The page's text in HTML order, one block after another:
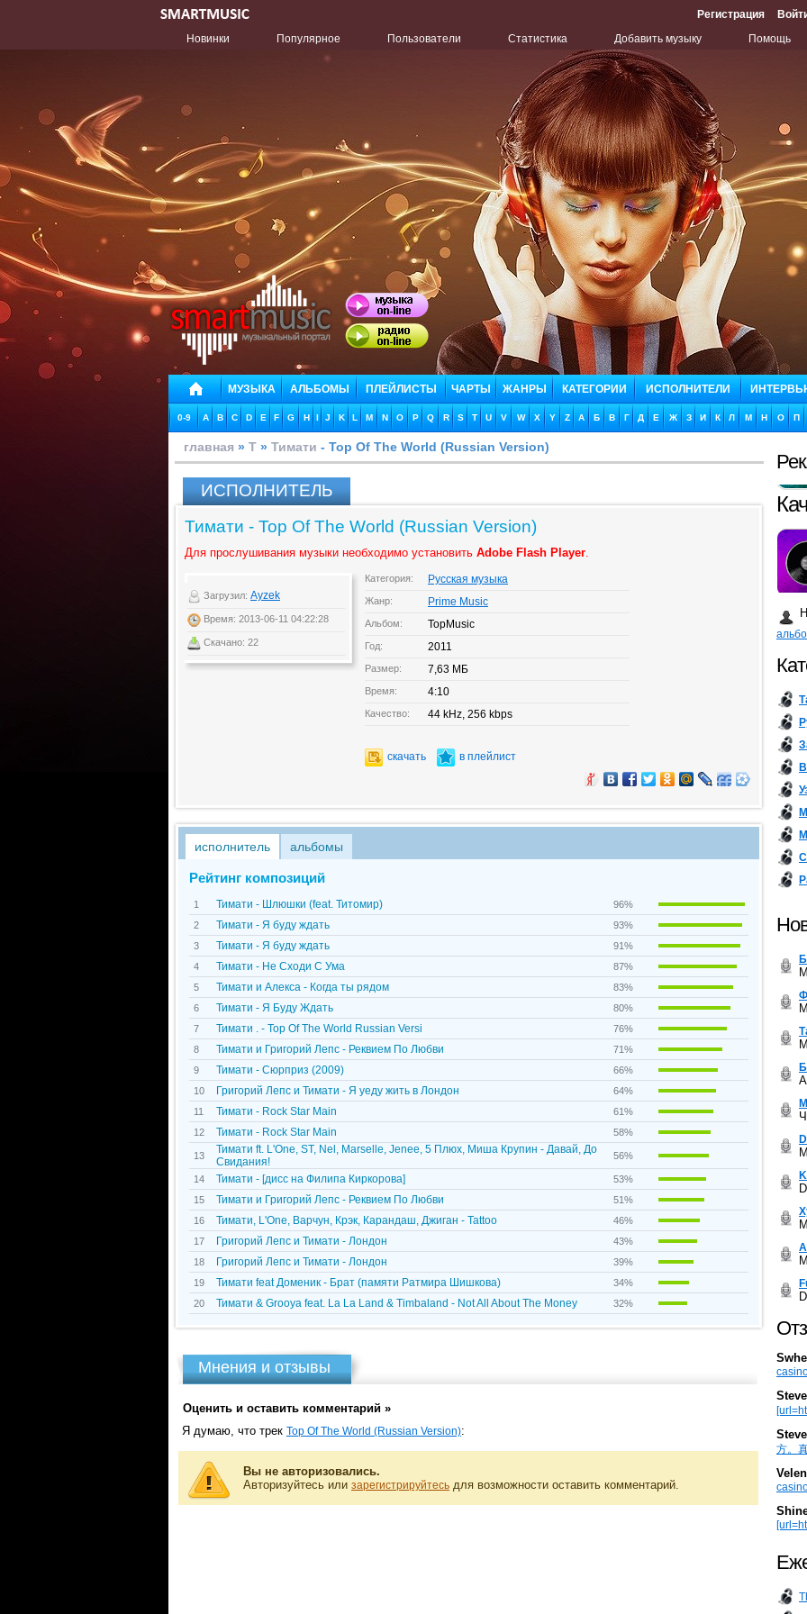
Регистрация
Новинки
Популярное Пользователи Статистика Добавить музыку Помощь
МУЗЫКА АЛЬБОМЫ ПЛЕЙЛИСТЫ ЧАРТЫ ЖАНРЫ КАТЕГОРИИ ИСПОЛНИТЕЛИ
0-9 A B C D E F G H I J K L M N O P Q R S T U V W X Y Z А Б В Г Д Е Ж З И К Л М Н О П
главная » Т » Тимати - Top Of The World (Russian Version)
ИСПОЛНИТЕЛЬ
Тимати - Top Of The World (Russian Version)
Для прослушивания музыки необходимо установить Adobe Flash Player.
Загрузил: Ayzek
Время: 2013-06-11 04:22:28
Скачано: 22
Категория: Русская музыка
Жанр: Prime Music
Альбом: TopMusic
Год: 2011
Размер: 7,63 МБ
Время: 4:10
Качество: 44 kHz, 256 kbps
скачать в плейлист
исполнитель альбомы
Рейтинг композиций
1 Тимати - Шлюшки (feat. Титомир)
96%
2
Тимати - Я буду ждать
93%
3
Тимати - Я буду ждать
91%
4
Тимати - Не Сходи С Ума
87%
5
Тимати и Алекса - Когда ты рядом
83%
6
Тимати - Я Буду Ждать
80%
7
Тимати . - Top Of The World Russian Versi
76%
8
Тимати и Григорий Лепс - Реквием По Любви
71%
9
Тимати - Сюрприз (2009)
66%
10
Григорий Лепс и Тимати - Я уеду жить в Лондон
64%
11
Тимати - Rock Star Main
61%
12
Тимати - Rock Star Main 58%
13
Тимати ft. L'One, ST, Nel, Marselle, Jenee, 5 Плюх, Миша Крупин - Давай, До
Свидания!
56%
14 Тимати - [дисс на Филипа Киркорова]
53%
15
Тимати и Григорий Лепс - Реквием По Любви
51%
16
Тимати, L'One, Варчун, Крэк, Карандаш, Джиган - Tattoo
46%
17
Григорий Лепс и Тимати - Лондон
43%
18
Григорий Лепс и Тимати - Лондон
39%
19
Тимати feat Доменик - Брат (памяти Ратмира Шишкова)
34%
20
Тимати & Grooya feat. La La Land & Timbaland - Not All About The Money 32%
Мнения и отзывы
Оценить и оставить комментарий »
Я думаю, что трек Top Of The World (Russian Version):
Вы не авторизовались.
Авторизуйтесь или зарегистрируйтесь для возможности оставить комментарий.
方。